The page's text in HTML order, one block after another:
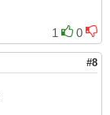
1
0
#8